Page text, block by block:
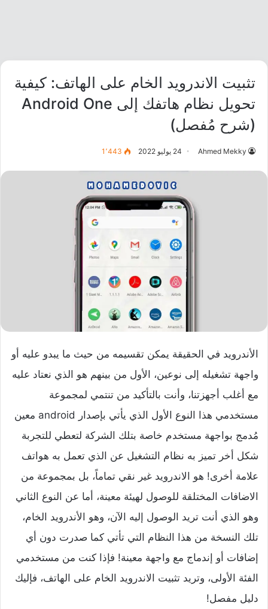
تثبيت الاندرويد الخام على الهاتف: كيفية
تحويل نظام هاتفك إلى Android One
(شرح مُفصل)
Ahmed Mekky 24 يوليو 2022 1٬443
الأندرويد في الحقيقة يمكن تقسيمه من حيث ما يبدو عليه أو
واجهة تشغيله إلى نوعين، الأول من بينهم هو الذي نعتاد عليه
مع أغلب أجهزتنا، وأنت بالتأكيد من تنتمي لمجموعة
مستخدمي هذا النوع الأول الذي يأتي بإصدار android معين
مُدمج بواجهة مستخدم خاصة بتلك الشركة لتعطي للتجربة
شكل أخر تميز به نظام التشغيل عن الذي تعمل به هواتف
علامة أخرى! هو الاندرويد غير نقي تماماً، بل بمجموعة من
الاضافات المختلقة للوصول لهيئة معينة، أما عن النوع الثاني
وهو الذي أنت تريد الوصول إليه الآن، وهو الأندرويد الخام،
تلك النسخة من هذا النظام التي تأتي كما صدرت دون أي
إضافات أو إندماج مع واجهة معينة! فإذا كنت من مستخدمي
الفئة الأولى، وتريد تثبيت الاندرويد الخام على الهاتف، فإليك
دليل مفصل!